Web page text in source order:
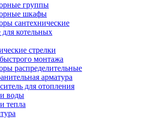
группы
шкафы
сантехнические
котельных
стрелки
монтажа
распределительные
арматура
для отопления
воды
тепла